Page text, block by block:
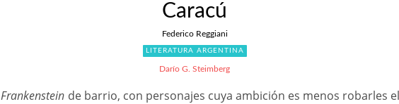
Caracú
Federico Reggiani
LITERATURA ARGENTINA
Darío G. Steimberg
Frankenstein de barrio, con personajes cuya ambición es menos robarles el